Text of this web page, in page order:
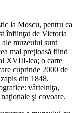
la Moscu, pentru ca
înfiinţat de Victoria
muzeului sunt
mai preţioasă fiind
XVIII-lea; o carte
cuprinde 2000 de
din 1848.
vârtelniţa,
şi covoare.